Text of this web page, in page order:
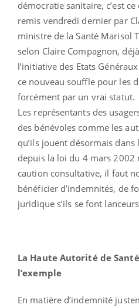
démocratie sanitaire, c’est
remis vendredi dernier par
ministre de la Santé Marisol
selon Claire Compagnon,
l’initiative des Etats
ce nouveau souffle pour les
forcément par un vrai statut.
Les représentants des
des bénévoles comme les
qu’ils jouent désormais dans
depuis la loi du 4 mars 2002
caution consultative, il faut
bénéficier d’indemnités, de
juridique s’ils se font
La Haute Autorité de
l’exemple
En matière d’indemnité